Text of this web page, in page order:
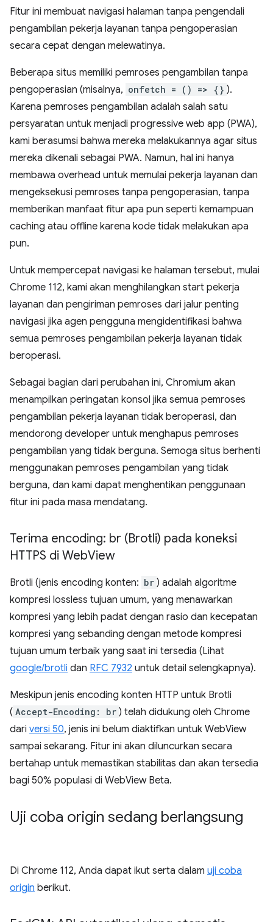
Fitur ini membuat navigasi halaman tanpa pengendali
pengambilan pekerja layanan tanpa pengoperasian
secara cepat dengan melewatinya.
Beberapa situs memiliki pemroses pengambilan tanpa
pengoperasian (misalnya, onfetch = () => {} ).
Karena pemroses pengambilan adalah salah satu
persyaratan untuk menjadi progressive web app (PWA),
kami berasumsi bahwa mereka melakukannya agar situs
mereka dikenali sebagai PWA. Namun, hal ini hanya
membawa overhead untuk memulai pekerja layanan dan
mengeksekusi pemroses tanpa pengoperasian, tanpa
memberikan manfaat fitur apa pun seperti kemampuan
caching atau offline karena kode tidak melakukan apa
pun.
Untuk mempercepat navigasi ke halaman tersebut, mulai
Chrome 112, kami akan menghilangkan start pekerja
layanan dan pengiriman pemroses dari jalur penting
navigasi jika agen pengguna mengidentifikasi bahwa
semua pemroses pengambilan pekerja layanan tidak
beroperasi.
Sebagai bagian dari perubahan ini, Chromium akan
menampilkan peringatan konsol jika semua pemroses
pengambilan pekerja layanan tidak beroperasi, dan
mendorong developer untuk menghapus pemroses
pengambilan yang tidak berguna. Semoga situs berhenti
menggunakan pemroses pengambilan yang tidak
berguna, dan kami dapat menghentikan penggunaan
fitur ini pada masa mendatang.
Terima encoding: br (Brotli) pada koneksi
HTTPS di WebView
Brotli (jenis encoding konten: br ) adalah algoritme
kompresi lossless tujuan umum, yang menawarkan
kompresi yang lebih padat dengan rasio dan kecepatan
kompresi yang sebanding dengan metode kompresi
tujuan umum terbaik yang saat ini tersedia (Lihat
google/brotli dan RFC 7932 untuk detail selengkapnya).
Meskipun jenis encoding konten HTTP untuk Brotli
( Accept-Encoding: br ) telah didukung oleh Chrome
dari versi 50, jenis ini belum diaktifkan untuk WebView
sampai sekarang. Fitur ini akan diluncurkan secara
bertahap untuk memastikan stabilitas dan akan tersedia
bagi 50% populasi di WebView Beta.
Uji coba origin sedang berlangsung
Di Chrome 112, Anda dapat ikut serta dalam uji coba
origin berikut.